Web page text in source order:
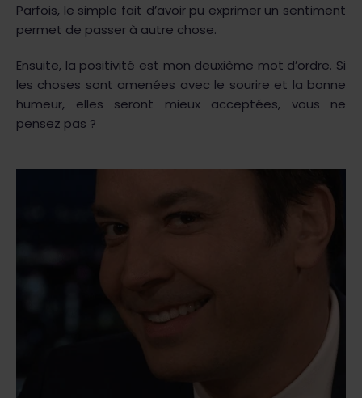
Parfois, le simple fait d’avoir pu exprimer un sentiment
permet de passer à autre chose.
Ensuite, la positivité est mon deuxième mot d’ordre. Si
les choses sont amenées avec le sourire et la bonne
humeur, elles seront mieux acceptées, vous ne
pensez pas ?